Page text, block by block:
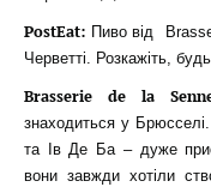
PostEat: Пиво від
Черветті. Розкажіть,
Brasserie de la
знаходиться у
та Ів Де Ба – дуже
вони завжди хотіли